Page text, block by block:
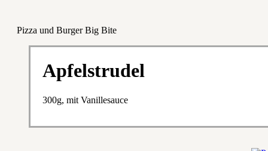
Pizza und Burger Big Bite
Apfelstrudel
300g, mit Vanillesauce